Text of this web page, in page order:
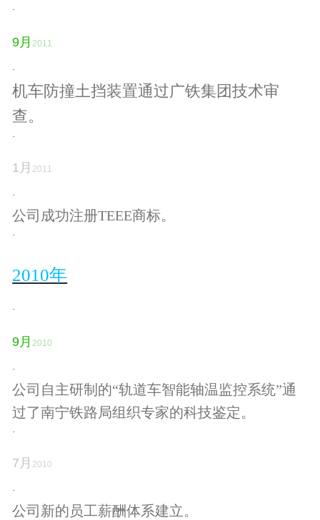
·
9月2011
·
机车防撞土挡装置通过广铁集团技术审
查。
·
1 月 2011
·
公司成功注册TEEE商标。
·
2010年
·
9月2010
·
公司自主研制的“轨道车智能轴温监控系统”通
过了南宁铁路局组织专家的科技鉴定。
·
7 月 2010
·
公司新的员工薪酬体系建立。